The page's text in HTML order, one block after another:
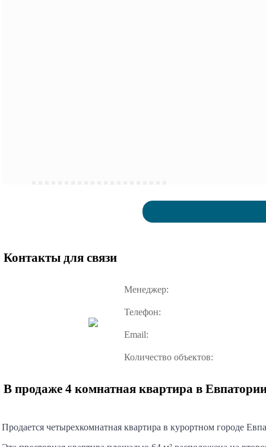
Контакты для связи
Менеджер:
Телефон:
Email:
Количество объектов:
В продаже 4 комнатная квартира в
Продается четырехкомнатная квартира в курортном городе